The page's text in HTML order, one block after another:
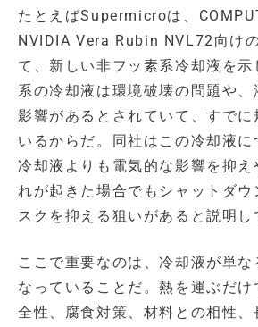
たとえばSupermicroは、
NVIDIA Vera Rubin NVL72向け
て、新しい非フッ素系冷却液を
系の冷却液は環境破壊の問題や、
影響があるとされていて、すでに
いるからだ。同社はこの冷却液に
冷却液よりも電気的な影響を抑
れが起きた場合でもシャットダウ
スクを抑える狙いがあると説明し
ここで重要なのは、冷却液が単な
なっていることだ。熱を運ぶだ
全性、腐食対策、材料との相性、